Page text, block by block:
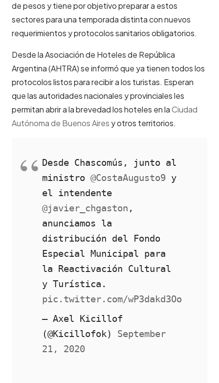
de pesos y tiene por objetivo preparar a estos
sectores para una temporada distinta con nuevos
requerimientos y protocolos sanitarios obligatorios.
Desde la Asociación de Hoteles de República
Argentina (AHTRA) se informó que ya tienen todos los
protocolos listos para recibir a los turistas. Esperan
que las autoridades nacionales y provinciales les
permitan abrir a la brevedad los hoteles en laCiudad
Autónoma de Buenos Aires y otros territorios.
Desde Chascomús, junto al
ministro @CostaAugusto9 y
@javier_chgaston ,
anunciamos la
distribución del Fondo
Especial Municipal para
la Reactivación Cultural
pic.twitter.com/wP3dakd3Oo
— Axel Kicillof
(@Kicillofok) September
21, 2020